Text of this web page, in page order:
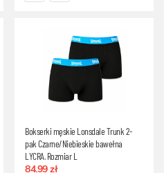
Bokserki męskie Lonsdale Trunk 2-
pak Czarne/Niebieskie bawełna
LYCRA, Rozmiar L
84.99 zł